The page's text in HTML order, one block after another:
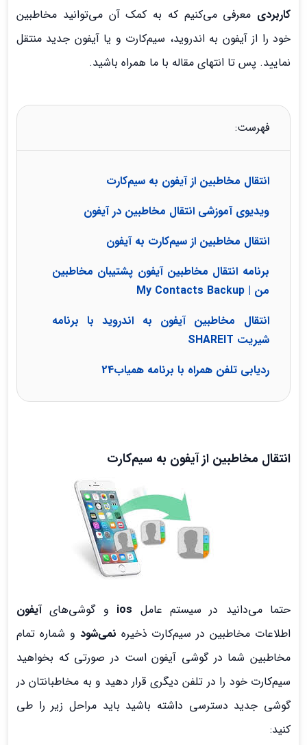
کاربردی معرفی می‌کنیم که به کمک آن می‌توانید مخاطبین
خود را از آیفون به اندروید، سیم‌کارت و یا آیفون جدید منتقل
نمایید. پس تا انتهای مقاله با ما همراه باشید.
فهرست:
انتقال مخاطبین از آیفون به سیم‌کارت
ویدیوی آموزشی انتقال مخاطبین در آیفون
انتقال مخاطبین از سیم‌کارت به آیفون
برنامه انتقال مخاطبین آیفون پشتیبان مخاطبین
من | My Contacts Backup
انتقال مخاطبین آیفون به اندروید با برنامه
شیریت SHAREIT
ردیابی تلفن همراه با برنامه همیاب24
انتقال مخاطبین از آیفون به سیم‌کارت
حتما می‌دانید در سیستم عامل ios و گوشی‌هایآیفون
اطلاعات مخاطبین در سیم‌کارت ذخیره نمی‌شود و شماره تمام
مخاطبین شما در گوشی آیفون است در صورتی که بخواهید
سیم‌کارت خود را در تلفن دیگری قرار دهید و به مخاطبانتان در
گوشی جدید دسترسی داشته باشید باید مراحل زیر را طی
کنید: